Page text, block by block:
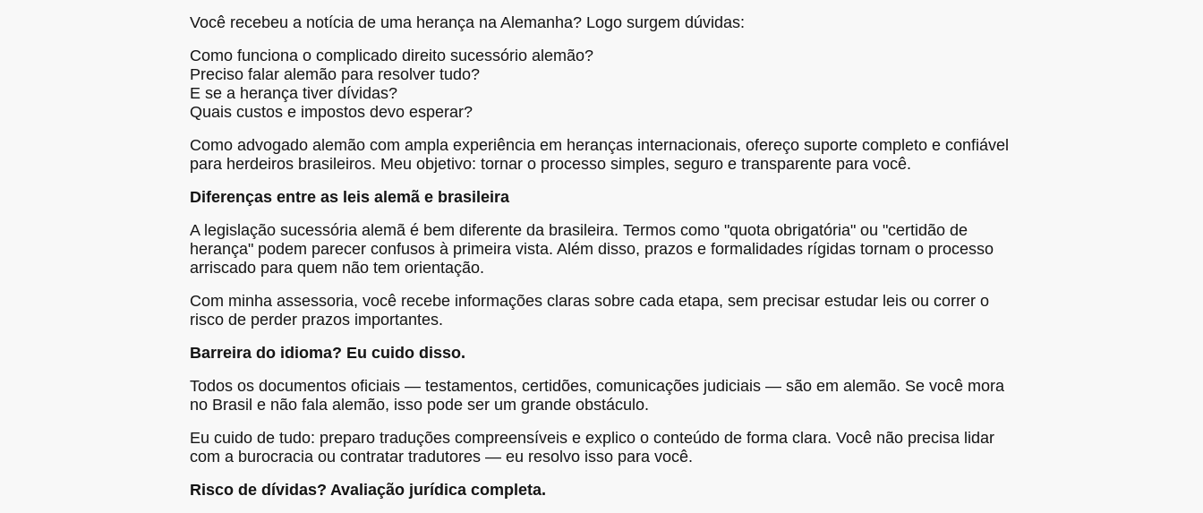
Você recebeu a notícia de uma herança na Alemanha? Logo surgem dúvidas:
Como funciona o complicado direito sucessório alemão?
Preciso falar alemão para resolver tudo?
E se a herança tiver dívidas?
Quais custos e impostos devo esperar?
Como advogado alemão com ampla experiência em heranças internacionais, ofereço suporte completo e confiável
para herdeiros brasileiros. Meu objetivo: tornar o processo simples, seguro e transparente para você.
Diferenças entre as leis alemã e brasileira
A legislação sucessória alemã é bem diferente da brasileira. Termos como "quota obrigatória" ou "certidão de
herança" podem parecer confusos à primeira vista. Além disso, prazos e formalidades rígidas tornam o processo
arriscado para quem não tem orientação.
Com minha assessoria, você recebe informações claras sobre cada etapa, sem precisar estudar leis ou correr o
risco de perder prazos importantes.
Barreira do idioma? Eu cuido disso.
Todos os documentos oficiais — testamentos, certidões, comunicações judiciais — são em alemão. Se você mora
no Brasil e não fala alemão, isso pode ser um grande obstáculo.
Eu cuido de tudo: preparo traduções compreensíveis e explico o conteúdo de forma clara. Você não precisa lidar
com a burocracia ou contratar tradutores — eu resolvo isso para você.
Risco de dívidas? Avaliação jurídica completa.